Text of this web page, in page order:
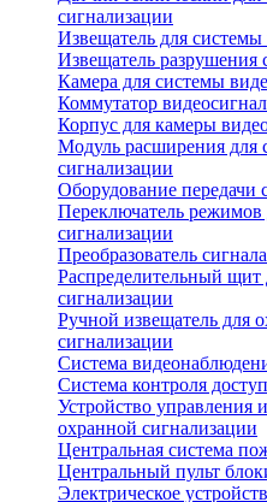
сигнализации
Извещатель для
Извещатель разрушения
Камера для системы
Коммутатор
Корпус для камеры
Модуль расширения для
сигнализации
Оборудование передачи
Переключатель
сигнализации
Преобразователь
Распределительный щит
сигнализации
Ручной извещатель для
сигнализации
Система
Система контроля
Устройство управления
охранной сигнализации
Центральная система
Центральный пульт
Электрическое